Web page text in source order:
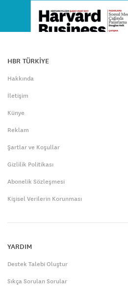
HBR TÜRKİYE
Hakkında
İletişim
Künye
Reklam
Şartlar ve Koşullar
Gizlilik Politikası
Abonelik Sözleşmesi
Kişisel Verilerin Korunması
YARDIM
Destek Talebi Oluştur
Sıkça Sorulan Sorular